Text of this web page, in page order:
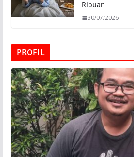
Ribuan
30/07/2026
PROFIL